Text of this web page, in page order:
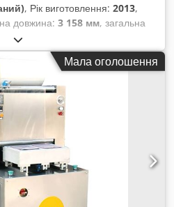
, Рік виготовлення: 2013,
довжина: 3 158 мм, загальна
ширина:
компанії Fam Mantis —
напрацюванням і
на годину. До кожного
Вказана ціна є netto та
Mantis. Csdpfx Aswyczwoa
Мала оголошення